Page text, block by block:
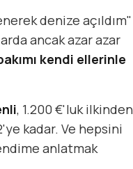
denize açıldım"
ancak azar azar
kendi ellerinle
, 1.200 €'luk ilkinden
kadar. Ve hepsini
anlatmak